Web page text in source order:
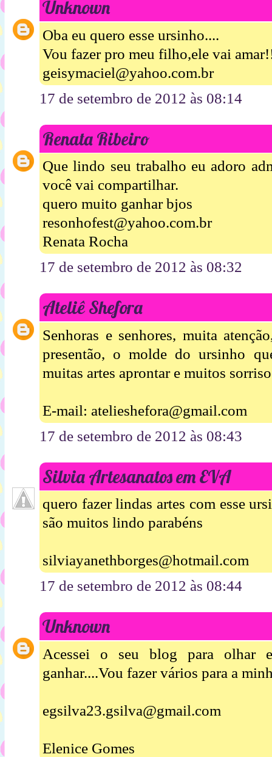
Unknown
Oba eu quero esse ursinho....
Vou fazer pro meu filho,ele vai
geisymaciel@yahoo.com.br
17 de setembro de 2012 às 08:14
Renata Ribeiro
Que lindo seu trabalho eu adoro
você vai compartilhar.
quero muito ganhar bjos
resonhofest@yahoo.com.br
Renata Rocha
17 de setembro de 2012 às 08:32
Ateliê Shefora
Senhoras e senhores, muita
presentão, o molde do ursinho
muitas artes aprontar e muitos
E-mail: atelieshefora@gmail.com
17 de setembro de 2012 às 08:43
Silvia Artesanatos em EVA
quero fazer lindas artes com esse
são muitos lindo parabéns
silviayanethborges@hotmail.com
17 de setembro de 2012 às 08:44
Unknown
Acessei o seu blog para olhar
ganhar....Vou fazer vários para a
egsilva23.gsilva@gmail.com
Elenice Gomes